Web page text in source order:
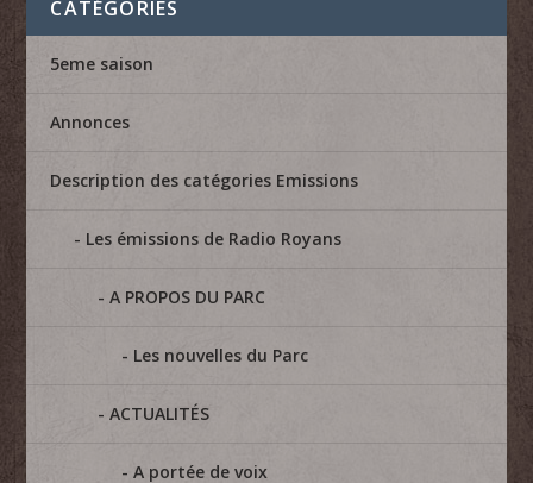
CATÉGORIES
5eme saison
Annonces
Description des catégories Emissions
Les émissions de Radio Royans
A PROPOS DU PARC
Les nouvelles du Parc
ACTUALITÉS
A portée de voix